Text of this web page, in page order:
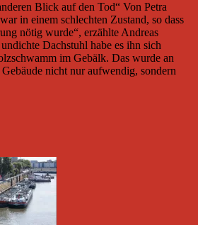
Blick auf den Tod“ Von Petra
in einem schlechten Zustand, so dass
nötig wurde“, erzählte Andreas
Dachstuhl habe es ihn sich
im Gebälk. Das wurde an
nicht nur aufwendig, sondern